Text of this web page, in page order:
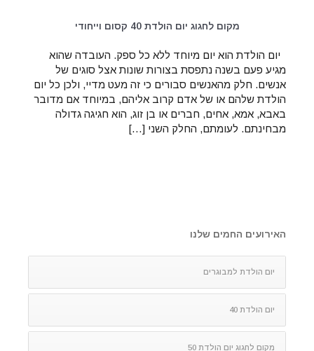
מקום לחגוג יום הולדת 40 קסום וייחודי
יום הולדת הוא יום מיוחד ללא כל ספק. העובדה שהוא
מגיע פעם בשנה נתפסת בצורות שונות אצל סוגים של
אנשים. חלק מהאנשים סבורים כי זה מעט מדיי, ולכן כל יום
הולדת שלהם או של אדם קרוב אליהם, במיוחד אם מדובר
באבא, אמא, אחים, חברים או בן זוג, הוא חגיגה גדולה
מבחינתם. לעומתם, החלק השני […]
האירועים החמים שלנו
יום הולדת למבוגרים
יום הולדת 40
מקום לחגוג יום הולדת 50